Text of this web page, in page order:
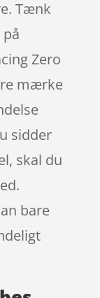
Tænk
Zero
mærke
sidder
skal du
bare